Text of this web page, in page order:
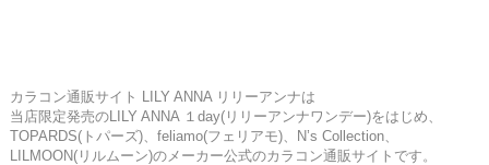
カラコン通販サイト LILY ANNA リリーアンナは
当店限定発売のLILY ANNA １day(リリーアンナワンデー)をはじめ、
TOPARDS(トパーズ)、feliamo(フェリアモ)、N’s Collection、
LILMOON(リルムーン)のメーカー公式のカラコン通販サイトです。